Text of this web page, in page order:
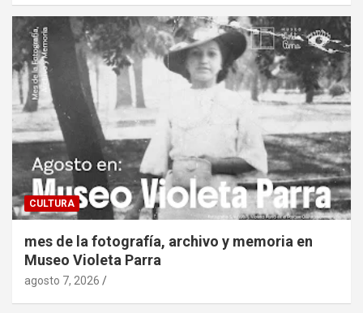
CULTURA
mes de la fotografía, archivo y memoria en
Museo Violeta Parra
agosto 7, 2026